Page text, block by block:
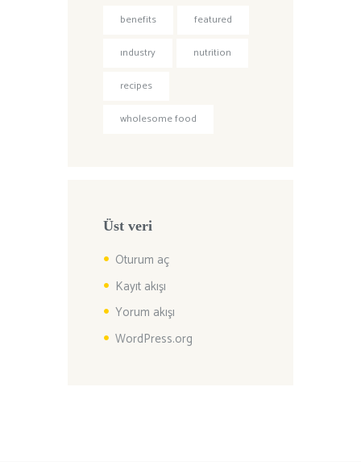
benefits
featured
industry
nutrition
recipes
wholesome food
Üst veri
Oturum aç
Kayıt akışı
Yorum akışı
WordPress.org